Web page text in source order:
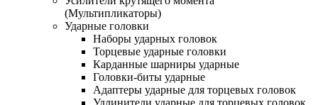
(Мультипликаторы)
Ударные головки
Наборы ударных головок
Торцевые ударные головки
Карданные шарниры ударные
Головки-биты ударные
Адаптеры ударные для торцевых головок